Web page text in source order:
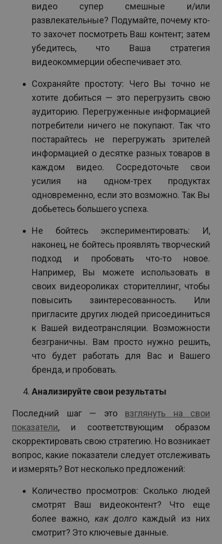
видео супер смешные и/или
развлекательные? Подумайте, почему кто-
то захочет посмотреть Ваш контент; затем
убедитесь, что Ваша стратегия
видеокоммерции обеспечивает это.
Сохраняйте простоту: Чего Вы точно не
хотите добиться — это перегрузить свою
аудиторию. Перегруженные информацией
потребители ничего не покупают. Так что
постарайтесь не перегружать зрителей
информацией о десятке разных товаров в
каждом видео. Сосредоточьте свои
усилия на одном-трех продуктах
одновременно, если это возможно. Так Вы
добьетесь большего успеха.
Не бойтесь экспериментировать: И,
наконец, не бойтесь проявлять творческий
подход и пробовать что-то новое.
Например, Вы можете использовать в
своих видеороликах сторителлинг, чтобы
повысить заинтересованность. Или
пригласите других людей присоединиться
к Вашей видеотрансляции. Возможности
безграничны. Вам просто нужно решить,
что будет работать для Вас и Вашего
бренда, и пробовать.
Анализируйте свои результаты
Последний шаг — это взглянуть на свои
показатели, и соответствующим образом
скорректировать свою стратегию. Но возникает
вопрос, какие показатели следует отслеживать
и измерять? Вот несколько предложений:
Количество просмотров: Сколько людей
смотрят Ваш видеоконтент? Что еще
более важно, как долго каждый из них
смотрит? Это ключевые данные.